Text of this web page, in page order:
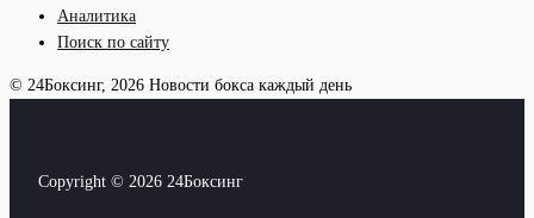
Аналитика
Поиск по сайту
© 24Боксинг, 2026 Новости бокса каждый день
Copyright © 2026 24Боксинг